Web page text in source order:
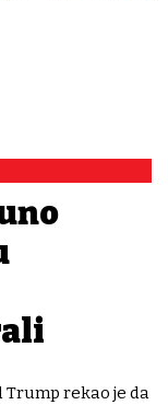
rekao je da